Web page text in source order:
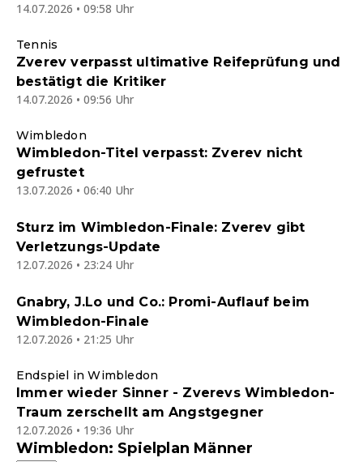
14.07.2026 • 09:58 Uhr
Tennis
Zverev verpasst ultimative Reifeprüfung und
bestätigt die Kritiker
14.07.2026 • 09:56 Uhr
Wimbledon
Wimbledon-Titel verpasst: Zverev nicht
gefrustet
13.07.2026 • 06:40 Uhr
Sturz im Wimbledon-Finale: Zverev gibt
Verletzungs-Update
12.07.2026 • 23:24 Uhr
Gnabry, J.Lo und Co.: Promi-Auflauf beim
Wimbledon-Finale
12.07.2026 • 21:25 Uhr
Endspiel in Wimbledon
Immer wieder Sinner - Zverevs Wimbledon-
Traum zerschellt am Angstgegner
12.07.2026 • 19:36 Uhr
Wimbledon: Spielplan Männer